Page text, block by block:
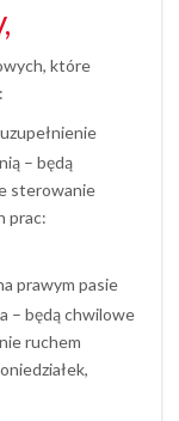
które
– będą
sterowanie
prac:
prawym pasie
– będą chwilowe
ruchem